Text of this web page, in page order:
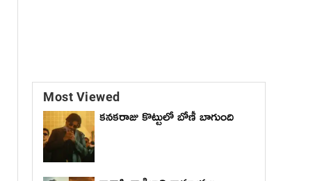
Most Viewed
కనకరాజు కొట్టులో బోణీ బాగుంది